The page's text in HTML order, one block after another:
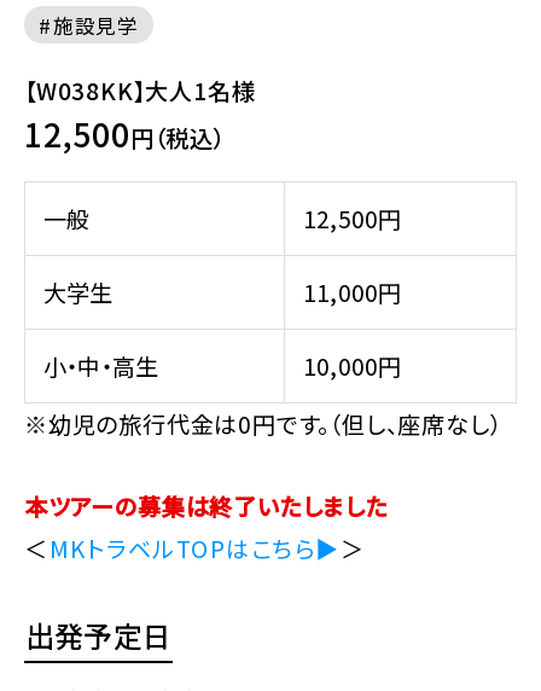
施設見学
【W038KK】大人1名様
12,500円（税込）
一般 12,500円
大学生 11,000円
小・中・高生
10,000円
※幼児の旅行代金は0円です。（但し、座席なし）
本ツアーの募集は終了いたしました
＜ MKトラベルTOPはこちら▶＞
出発予定日